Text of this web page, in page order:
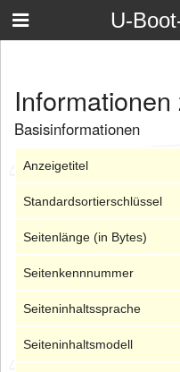
U-
Informationen
Basisinformationen
Anzeigetitel
Standardsortierschlüssel
Seitenlänge (in Bytes)
Seitenkennnummer
Seiteninhaltssprache
Seiteninhaltsmodell